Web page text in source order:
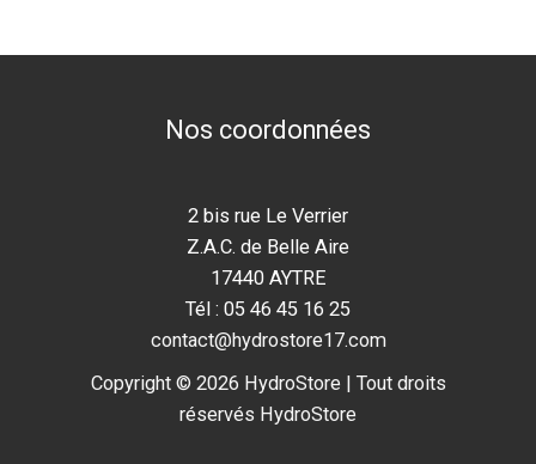
Nos coordonnées
2 bis rue Le Verrier
Z.A.C. de Belle Aire
17440 AYTRE
Tél : 05 46 45 16 25
contact@hydrostore17.com
Copyright © 2026 HydroStore | Tout droits
réservés HydroStore